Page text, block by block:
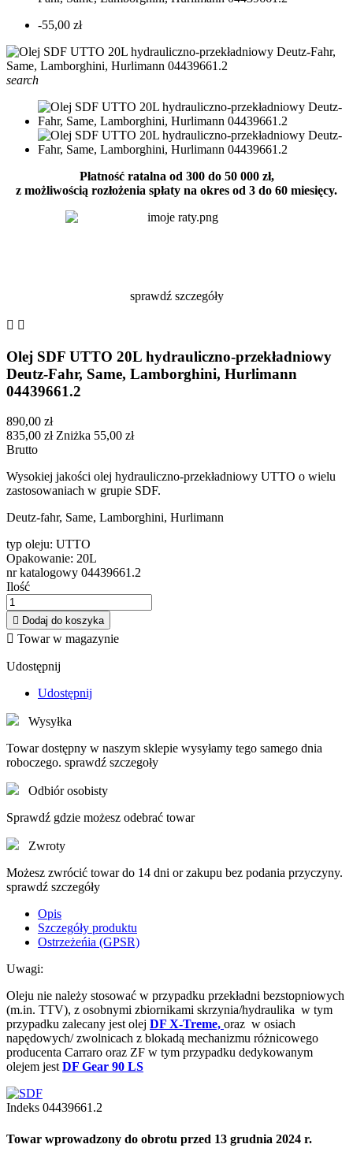
-55,00 zł
search
Płatność ratalna od 300 do 50 000 zł,
z możliwością rozłożenia spłaty na okres od 3 do 60 miesięcy.
sprawdź szczegóły
 
Olej SDF UTTO 20L hydrauliczno-przekładniowy
Deutz-Fahr, Same, Lamborghini, Hurlimann
04439661.2
890,00 zł
835,00 złZniżka 55,00 zł
Brutto
Wysokiej jakości olej hydrauliczno-przekładniowy UTTO o wielu
zastosowaniach w grupie SDF.
Deutz-fahr, Same, Lamborghini, Hurlimann
typ oleju: UTTO
Opakowanie: 20L
nr katalogowy 04439661.2
Ilość
 Dodaj do koszyka
 Towar w magazynie
Udostępnij
Udostępnij
Wysyłka
Towar dostępny w naszym sklepie wysyłamy tego samego dnia
roboczego. sprawdź szczegoły
Odbiór osobisty
Sprawdź gdzie możesz odebrać towar
Zwroty
Możesz zwrócić towar do 14 dni or zakupu bez podania przyczyny.
sprawdź szczegóły
Opis
Szczegóły produktu
Ostrzeżeńia (GPSR)
Uwagi:
Oleju nie należy stosować w przypadku przekładni bezstopniowych
(m.in. TTV), z osobnymi zbiornikami skrzynia/hydraulika w tym
przypadku zalecany jest olej DF X-Treme, oraz w osiach
napędowych/ zwolnicach z blokadą mechanizmu różnicowego
producenta Carraro oraz ZF w tym przypadku dedykowanym
olejem jestDF Gear 90 LS
Indeks 04439661.2
Towar wprowadzony do obrotu przed 13 grudnia 2024 r.